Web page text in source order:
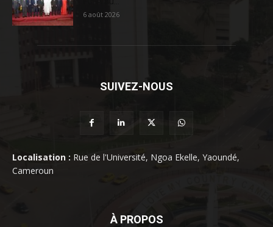
6 août 2026
SUIVEZ-NOUS
Localisation : Rue de l'Université, Ngoa Ekelle, Yaoundé,
Cameroun
À PROPOS